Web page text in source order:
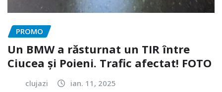
PROMO
Un BMW a răsturnat un TIR între
Ciucea și Poieni. Trafic afectat! FOTO
clujazi ian. 11, 2025